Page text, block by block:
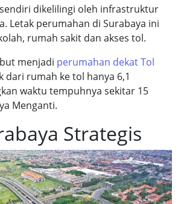
dikelilingi oleh infrastruktur
Letak perumahan di Surabaya ini
rumah sakit dan akses tol.
menjadi perumahan dekat Tol
dari rumah ke tol hanya 6,1
waktu tempuhnya sekitar 15
Menganti.
Strategis